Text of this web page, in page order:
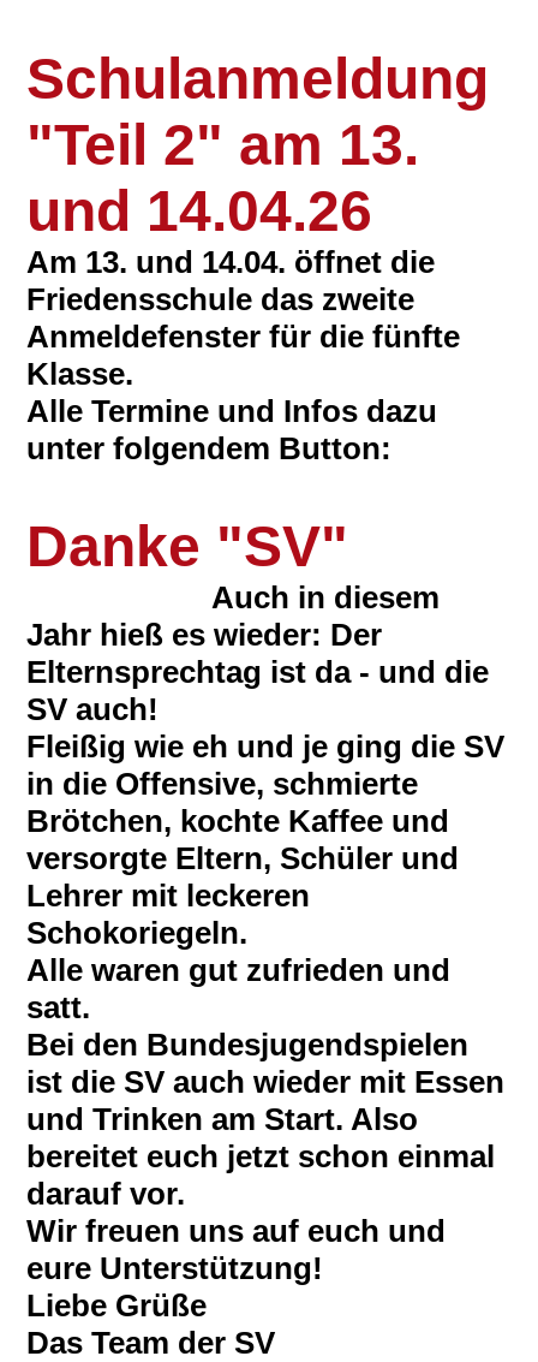
Schulanmeldung
"Teil 2" am 13.
und 14.04.26
Am 13. und 14.04. öffnet die
Friedensschule das zweite
Anmeldefenster für die fünfte
Klasse.
Alle Termine und Infos dazu
unter folgendem Button:
Danke "SV"
Auch in diesem
Jahr hieß es wieder: Der
Elternsprechtag ist da - und die
SV auch!
Fleißig wie eh und je ging die SV
in die Offensive, schmierte
Brötchen, kochte Kaffee und
versorgte Eltern, Schüler und
Lehrer mit leckeren
Schokoriegeln.
Alle waren gut zufrieden und
satt.
Bei den Bundesjugendspielen
ist die SV auch wieder mit Essen
und Trinken am Start. Also
bereitet euch jetzt schon einmal
darauf vor.
Wir freuen uns auf euch und
eure Unterstützung!
Liebe Grüße
Das Team der SV